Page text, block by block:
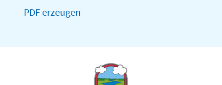
PDF erzeugen